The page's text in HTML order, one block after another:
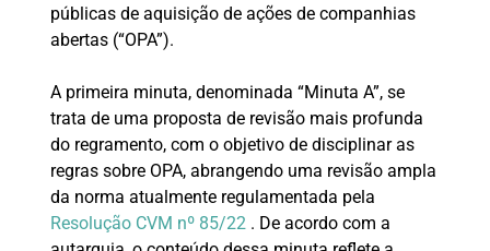
públicas de aquisição de ações de companhias
abertas (“OPA”).
A primeira minuta, denominada “Minuta A”, se
trata de uma proposta de revisão mais profunda
do regramento, com o objetivo de disciplinar as
regras sobre OPA, abrangendo uma revisão ampla
da norma atualmente regulamentada pela
Resolução CVM nº 85/22. De acordo com a